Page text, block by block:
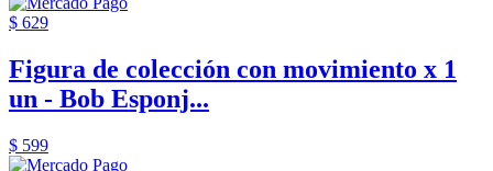
$ 629
Figura de colección con movimiento x 1
un - Bob Esponj...
$ 599